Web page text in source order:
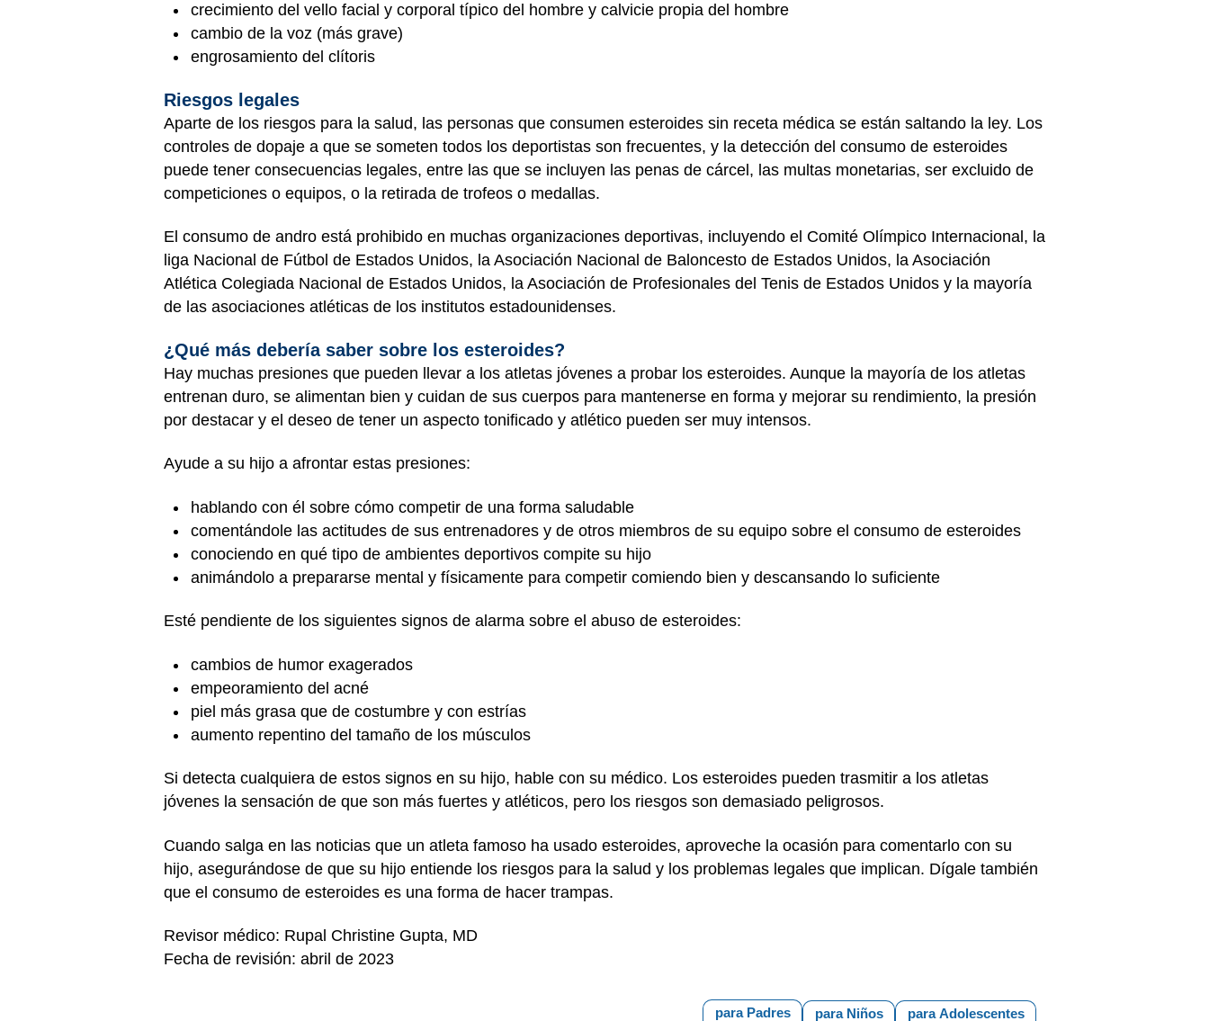
crecimiento del vello facial y corporal típico del hombre y calvicie propia del hombre
cambio de la voz (más grave)
engrosamiento del clítoris
Riesgos legales
Aparte de los riesgos para la salud, las personas que consumen esteroides sin receta médica se están saltando la ley. Los
controles de dopaje a que se someten todos los deportistas son frecuentes, y la detección del consumo de esteroides
puede tener consecuencias legales, entre las que se incluyen las penas de cárcel, las multas monetarias, ser excluido de
competiciones o equipos, o la retirada de trofeos o medallas.
El consumo de andro está prohibido en muchas organizaciones deportivas, incluyendo el Comité Olímpico Internacional, la
liga Nacional de Fútbol de Estados Unidos, la Asociación Nacional de Baloncesto de Estados Unidos, la Asociación
Atlética Colegiada Nacional de Estados Unidos, la Asociación de Profesionales del Tenis de Estados Unidos y la mayoría
de las asociaciones atléticas de los institutos estadounidenses.
¿Qué más debería saber sobre los esteroides?
Hay muchas presiones que pueden llevar a los atletas jóvenes a probar los esteroides. Aunque la mayoría de los atletas
entrenan duro, se alimentan bien y cuidan de sus cuerpos para mantenerse en forma y mejorar su rendimiento, la presión
por destacar y el deseo de tener un aspecto tonificado y atlético pueden ser muy intensos.
Ayude a su hijo a afrontar estas presiones:
hablando con él sobre cómo competir de una forma saludable
comentándole las actitudes de sus entrenadores y de otros miembros de su equipo sobre el consumo de esteroides
conociendo en qué tipo de ambientes deportivos compite su hijo
animándolo a prepararse mental y físicamente para competir comiendo bien y descansando lo suficiente
Esté pendiente de los siguientes signos de alarma sobre el abuso de esteroides:
cambios de humor exagerados
empeoramiento del acné
piel más grasa que de costumbre y con estrías
aumento repentino del tamaño de los músculos
Si detecta cualquiera de estos signos en su hijo, hable con su médico. Los esteroides pueden trasmitir a los atletas
jóvenes la sensación de que son más fuertes y atléticos, pero los riesgos son demasiado peligrosos.
Cuando salga en las noticias que un atleta famoso ha usado esteroides, aproveche la ocasión para comentarlo con su
hijo, asegurándose de que su hijo entiende los riesgos para la salud y los problemas legales que implican. Dígale también
que el consumo de esteroides es una forma de hacer trampas.
Revisor médico: Rupal Christine Gupta, MD
Fecha de revisión: abril de 2023
para Adolescentes
para Niños
para Padres